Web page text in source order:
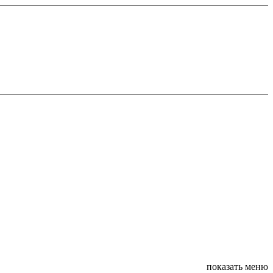
показать меню